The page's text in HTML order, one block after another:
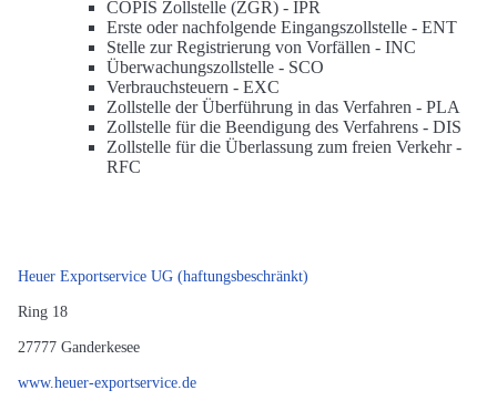
COPIS Zollstelle (ZGR) - IPR
Erste oder nachfolgende Eingangszollstelle - ENT
Stelle zur Registrierung von Vorfällen - INC
Überwachungszollstelle - SCO
Verbrauchsteuern - EXC
Zollstelle der Überführung in das Verfahren - PLA
Zollstelle für die Beendigung des Verfahrens - DIS
Zollstelle für die Überlassung zum freien Verkehr -
RFC
Heuer Exportservice UG (haftungsbeschränkt)
Ring 18
27777 Ganderkesee
www.heuer-exportservice.de